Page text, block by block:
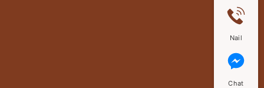
Nail
Chat